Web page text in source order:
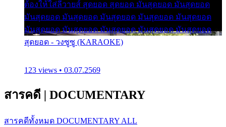
ต้องให้ใส่ลีวายส์ สุดยอด สุดยอด มันสุดยอด มันสุดยอด
มันสุดยอด มันสุดยอด มันสุดยอด มันสุดยอด มันสุดยอด
มันสุดยอด มันสุดยอด มันสุดยอด มันสุดยอด มันสุดยอด
สุดยอด - วงซูซู (KARAOKE)
123 views • 03.07.2569
สารคดี | DOCUMENTARY
สารคดีทั้งหมด DOCUMENTARY ALL